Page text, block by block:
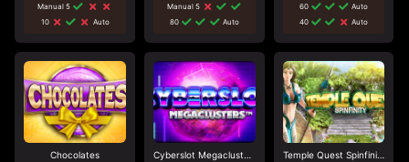
Manual 5
10
Auto
Manual 5
80
Auto
60
Auto
40
Auto
Chocolates Cyberslot Megaclusters Temple Quest Spinfinity